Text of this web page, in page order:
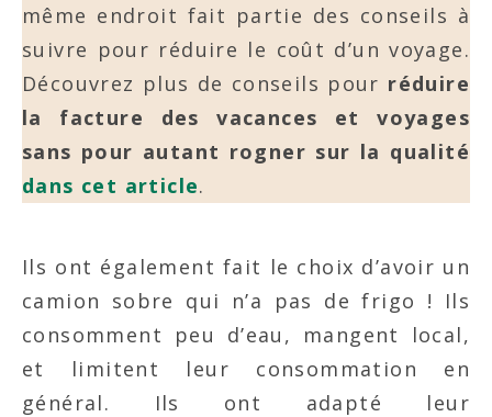
même endroit fait partie des conseils à
suivre pour réduire le coût d’un voyage.
Découvrez plus de conseils pour réduire
la facture des vacances et voyages
sans pour autant rogner sur la qualité
dans cet article.
Ils ont également fait le choix d’avoir un
camion sobre qui n’a pas de frigo ! Ils
consomment peu d’eau, mangent local,
et limitent leur consommation en
général. Ils ont adapté leur